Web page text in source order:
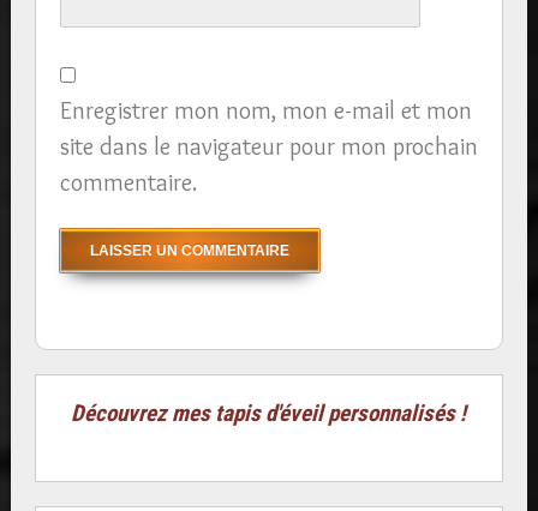
Enregistrer mon nom, mon e-mail et mon
site dans le navigateur pour mon prochain
commentaire.
Découvrez mes tapis d'éveil personnalisés !